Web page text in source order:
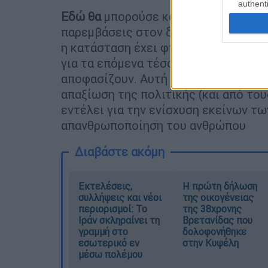
Εδώ θαµπορούσε κανείς να
παρεµβάσεις στον δηµόσιο διάλογο
η κατάσταση έχει φτάσει στο
για τα επόµενα τέσσερα χρόνια
αποφασίζουν. Αυτή η
απαξίωση της πολιτικής (και από
εντέλει για την ενίσχυση εκείνων
απανθρωποποίηση του ανθρώπου
Διαβάστε ακόμη
Εκτελέσεις,
συλλήψεις και νέοι
περιορισμοί: Το
Ιράν σκληραίνει τη
γραμμή στο
εσωτερικό εν
μέσω πολέμου
Η πρώτη δήλωση
της οικογένειας
της 38χρονης
Βρετανίδας που
δολοφονήθηκε
στην Κυψέλη